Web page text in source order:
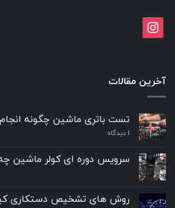
instagram
آخرین مقالات
تست باتری ماشین چگونه
۱ دیدگاه
سرویس دوره ای کولر ماشین
روش های تشخیص دستکاری